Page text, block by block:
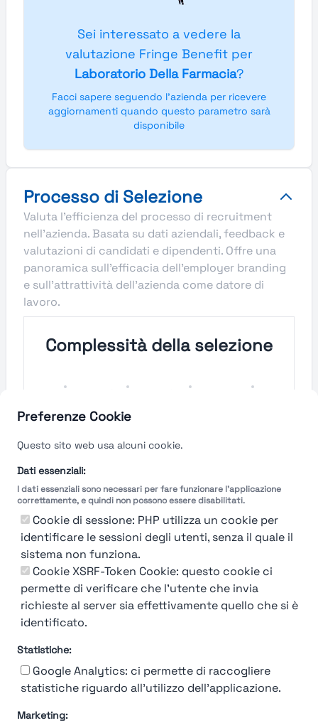
Preferenze Cookie
Questo sito web usa alcuni cookie.
Dati essenziali:
I dati essenziali sono necessari per fare funzionare l'applicazione
correttamente, e quindi non possono essere disabilitati.
Cookie di sessione: PHP utilizza un cookie per
identificare le sessioni degli utenti, senza il quale il
sistema non funziona.
Cookie XSRF-Token Cookie: questo cookie ci
permette di verificare che l'utente che invia
richieste al server sia effettivamente quello che si è
identificato.
Statistiche:
Google Analytics: ci permette di raccogliere
statistiche riguardo all'utilizzo dell'applicazione.
Marketing:
Sei interessato a vedere la
valutazione Fringe Benefit per
Laboratorio Della Farmacia?
Facci sapere seguendo l'azienda per ricevere
aggiornamenti quando questo parametro sarà
disponibile
Processo di Selezione
Valuta l'efficienza del processo di recruitment
nell'azienda. Basata su dati aziendali, feedback e
valutazioni di candidati e dipendenti. Offre una
panoramica sull'efficacia dell'employer branding
e sull'attrattività dell'azienda come datore di
lavoro.
Complessità della selezione
Velocità del processo di
Molto
Breve Lungo
Molto
Misuriamo l'efficienza e la velocità del processo
di selezione del personale attraverso dati
aziendali, feedback dei candidati e valutazioni